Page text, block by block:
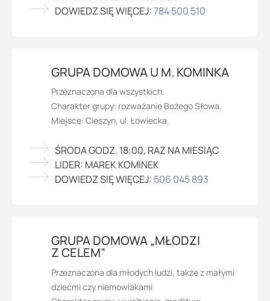
DOWIEDZ SIĘ WIĘCEJ:784 500 510
GRUPA DOMOWA U M. KOMINKA
Przeznaczona dla wszystkich.
Charakter grupy: rozważanie Bożego Słowa.
Miejsce: Cieszyn, ul. Łowiecka.
ŚRODA GODZ. 18:00, RAZ NA MIESIĄC
LIDER: MAREK KOMINEK
DOWIEDZ SIĘ WIĘCEJ: 506 045 893
GRUPA DOMOWA „MŁODZI
Z CELEM”
Przeznaczona dla młodych ludzi, także z małymi
dziećmi czy niemowlakami.